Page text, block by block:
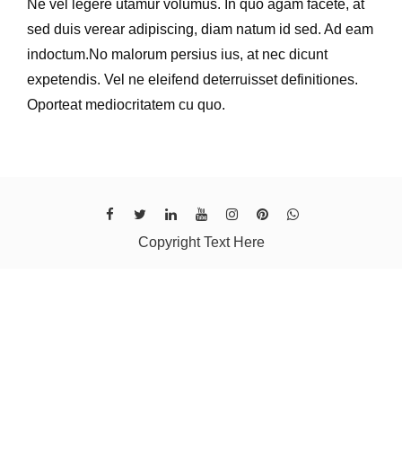
Ne vel legere utamur volumus. In quo agam facete, at
sed duis verear adipiscing, diam natum id sed. Ad eam
indoctum.No malorum persius ius, at nec dicunt
expetendis. Vel ne eleifend deterruisset definitiones.
Oporteat mediocritatem cu quo.
Copyright Text Here